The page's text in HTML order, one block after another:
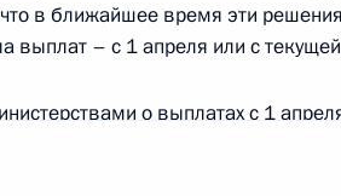
Все
доступны
Attribution
в ближайшее время эти
выплат – с 1 апреля или с
о выплатах с 1
хочется, чтобы именно с этой
под выплаты, которые мы